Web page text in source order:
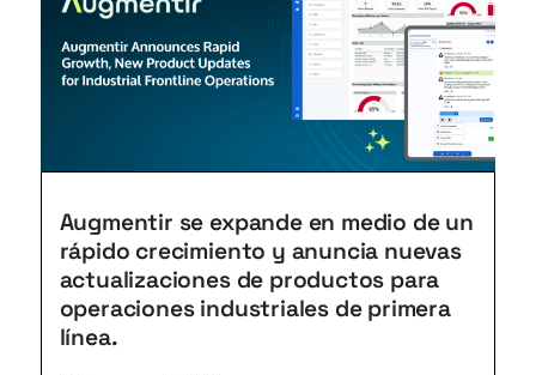
Augmentir se expande en medio de un
rápido crecimiento y anuncia nuevas
actualizaciones de productos para
operaciones industriales de primera
línea.